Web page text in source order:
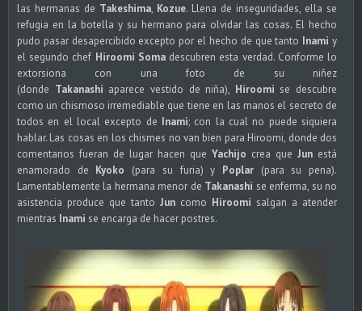
las hermanas de Takeshima, Kozue. Llena de inseguridades, ella se
refugia en la botella y su hermano para olvidar las cosas. El hecho
pudo pasar desapercibido excepto por el hecho de que tanto Inamiy
el segundo chef Hiroomi Soma descubren esta verdad. Conforme lo
extorsiona con una foto de su niñez
(donde Takanashi aparece vestido de niña), Hiroomi se descubre
como un chismoso irremediable que tiene en las manos el secreto de
todos en el local excepto de Inami; con la cual no puede siquiera
hablar. Las cosas en los chismes no van bien para Hiroomi, donde dos
comentarios fueran de lugar hacen que Yachijo crea que Jun está
enamorado de Kyoko (para su furia) y Poplar (para su pena).
Lamentablemente la hermana menor de Takanashi se enferma, su no
asistencia produce que tanto Jun como Hiroomi salgan a atender
mientras Inami se encarga de hacer postres.